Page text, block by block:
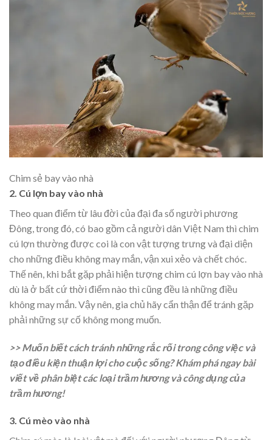
Chim sẻ bay vào nhà
2. Cú lợn bay vào nhà
Theo quan điểm từ lâu đời của đại đa số người phương
Đông, trong đó, có bao gồm cả người dân Việt Nam thì chim
cú lợn thường được coi là con vật tượng trưng và đại diện
cho những điều không may mắn, vận xui xẻo và chết chóc.
Thế nên, khi bắt gặp phải hiện tượng chim cú lợn bay vào nhà
dù là ở bất cứ thời điểm nào thì cũng đều là những điều
không may mắn. Vậy nên, gia chủ hãy cẩn thận để tránh gặp
phải những sự cố không mong muốn.
>> Muốn biết cách tránh những rắc rối trong công việc và
tạo điều kiện thuận lợi cho cuộc sống? Khám phá ngay bài
viết về phân biệt các loại trầm hương và công dụng của
trầm hương!
3. Cú mèo vào nhà